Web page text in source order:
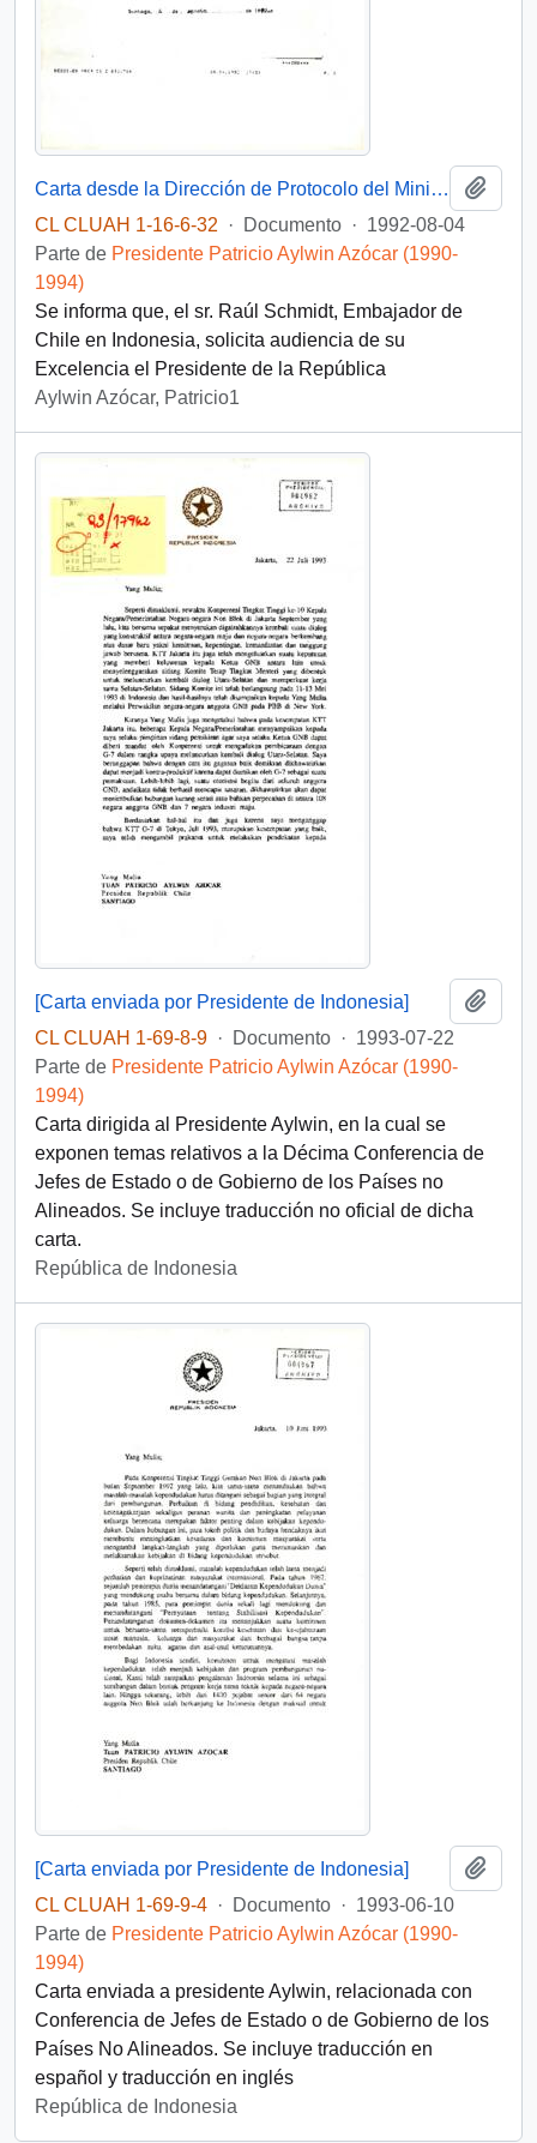
Carta desde la Dirección de Protocolo del Ministerio de Relaciones Exteriores
CL CLUAH 1-16-6-32
· Documento · 1992-08-04
Parte de Presidente Patricio Aylwin Azócar (1990-
1994)
Se informa que, el sr. Raúl Schmidt, Embajador de
Chile en Indonesia, solicita audiencia de su
Excelencia el Presidente de la República
Aylwin Azócar, Patricio1
[Carta enviada por Presidente de Indonesia]
CL CLUAH 1-69-8-9 · Documento · 1993-07-22
Parte de Presidente Patricio Aylwin Azócar (1990-
1994)
Carta dirigida al Presidente Aylwin, en la cual se
exponen temas relativos a la Décima Conferencia de
Jefes de Estado o de Gobierno de los Países no
Alineados. Se incluye traducción no oficial de dicha
carta.
República de Indonesia
[Carta enviada por Presidente de Indonesia]
CL CLUAH 1-69-9-4 · Documento · 1993-06-10
Parte de Presidente Patricio Aylwin Azócar (1990-
1994)
Carta enviada a presidente Aylwin, relacionada con
Conferencia de Jefes de Estado o de Gobierno de los
Países No Alineados. Se incluye traducción en
español y traducción en inglés
República de Indonesia